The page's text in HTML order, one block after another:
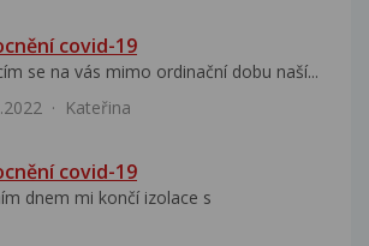
covid-19
se na vás mimo ordinační dobu naší...
Kateřina
covid-19
dnem mi končí izolace s